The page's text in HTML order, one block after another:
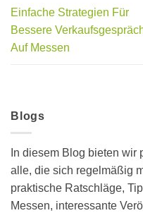
Einfache Strategien Für
Bessere
Auf Messen
Blogs
In diesem Blog bieten wir
alle, die sich regelmäßig
praktische Ratschläge,
Messen, interessante